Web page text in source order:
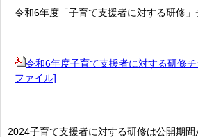
令和6年度「子育て支援者に対する研修」
令和6年度子育て支援者に対する研修
ファイル]
2024子育て支援者に対する研修は公開期間